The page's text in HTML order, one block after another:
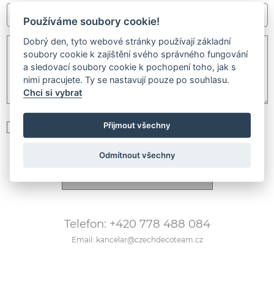
Souhlasím se zpracovánímosobních údajů podle GDPR
Telefon: +420 778 488 084
Email: kancelar@czechdecoteam.cz
Používáme soubory cookie!
Dobrý den, tyto webové stránky používají základní
soubory cookie k zajištění svého správného fungování
a sledovací soubory cookie k pochopení toho, jak s
nimi pracujete. Ty se nastavují pouze po souhlasu.
Chci si vybrat
Přijmout všechny
Odmítnout všechny